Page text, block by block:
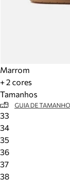
Marrom
+ 2 cores
Tamanhos
GUIA DE
33
34
35
36
37
38